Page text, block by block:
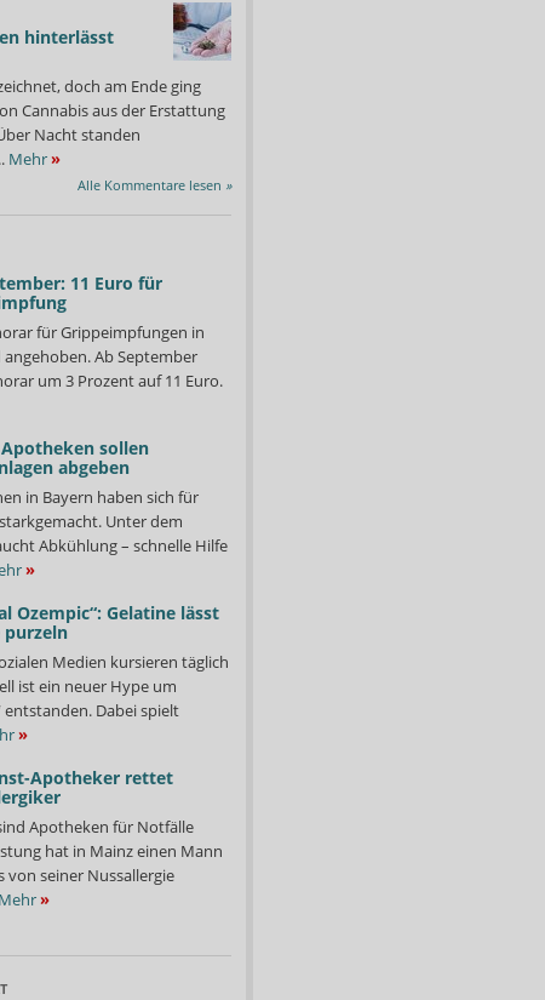
mit dem Bundesverband der Pharmaziestudierenden (BPhD)
Gesellschaft (DPhG) erstellt.
hinterlässt
doch am Ende ging
Cannabis aus der Erstattung
Nacht standen
Mehr»
Alle Kommentare lesen »
11 Euro für
für Grippeimpfungen in
Ab September
um 3 Prozent auf 11 Euro.
sollen
abgeben
in Bayern haben sich für
Unter dem
Abkühlung – schnelle Hilfe
»
Ozempic“: Gelatine lässt
purzeln
Medien kursieren täglich
ist ein neuer Hype um
entstanden. Dabei spielt
»
Apotheker rettet
Apotheken für Notfälle
hat in Mainz einen Mann
von seiner Nussallergie
Mehr»